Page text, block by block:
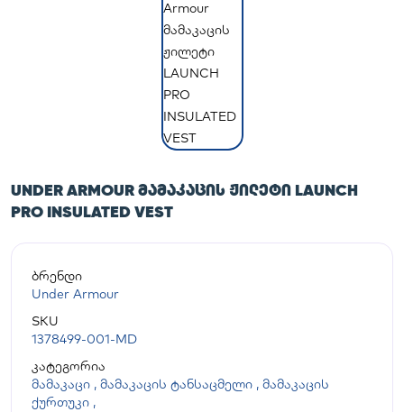
UNDER ARMOUR ᲛᲐᲛᲐᲙᲐᲪᲘᲡ ᲟᲘᲚᲔᲢᲘ LAUNCH
PRO INSULATED VEST
ბრენდი
Under Armour
SKU
1378499-001-MD
კატეგორია
მამაკაცი , მამაკაცის ტანსაცმელი , მამაკაცის
ქურთუკი ,